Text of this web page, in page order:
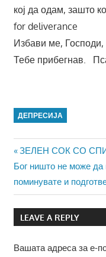
кој да одам, зашто
for deliverance
Избави ме, Господи,
Тебе прибегнав.
ДЕПРЕСИЈА
Навигација
на
напис
Previous
Post:
ЗЕЛЕН СОК СО
Next
Post:
Бог ништо не може да
поминувате и
LEAVE A REPLY
Вашата адреса за е-